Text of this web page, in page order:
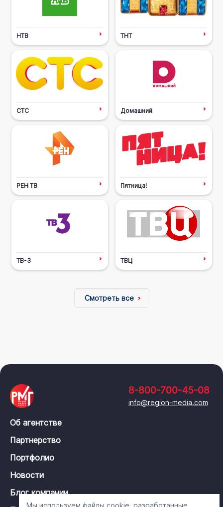
НТВ ТНТ
СТС Домашний
РЕН ТВ Пятница!
ТВ-3 ТВЦ
Смотреть все
8-800-700-45-08
info@region-media.com
Об агентстве
Партнерство
Портфолио
Новости
Блог компании
Мы используем файлы cookie, разработанные